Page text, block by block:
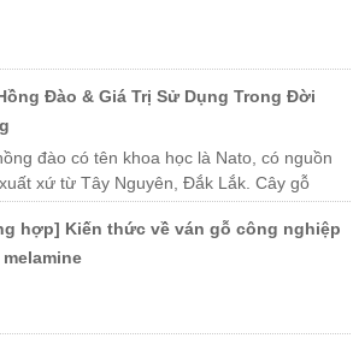
Đào & Giá Trị Sử Dụng Trong Đời
đào có tên khoa học là Nato, có nguồn
xứ từ Tây Nguyên, Đắk Lắk. Cây gỗ
miền Trung Việt Nam như Khánh Hòa,
hợp] Kiến thức về ván gỗ công nghiệp